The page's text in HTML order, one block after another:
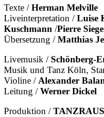
Texte /Herman Melville
Liveinterpretation /Luise
Kuschmann /Pierre
Übersetzung /Matthias
Livemusik / Schönberg-
Musik und Tanz Köln,
Violine /Alexander
Leitung /Werner Dickel
Produktion /